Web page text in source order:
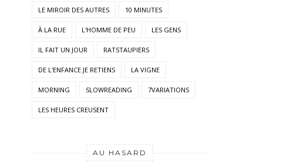
LE MIROIR DES AUTRES 10 MINUTES
À LA RUE L'HOMME DE PEU LES GENS
IL FAIT UN JOUR RATSTAUPIERS
DE L'ENFANCE JE RETIENS LA VIGNE
MORNING SLOWREADING 7VARIATIONS
LES HEURES CREUSENT
AU HASARD